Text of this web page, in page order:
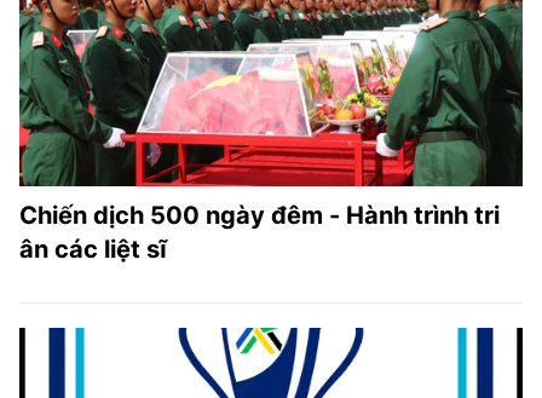
Chiến dịch 500 ngày đêm - Hành trình tri
ân các liệt sĩ